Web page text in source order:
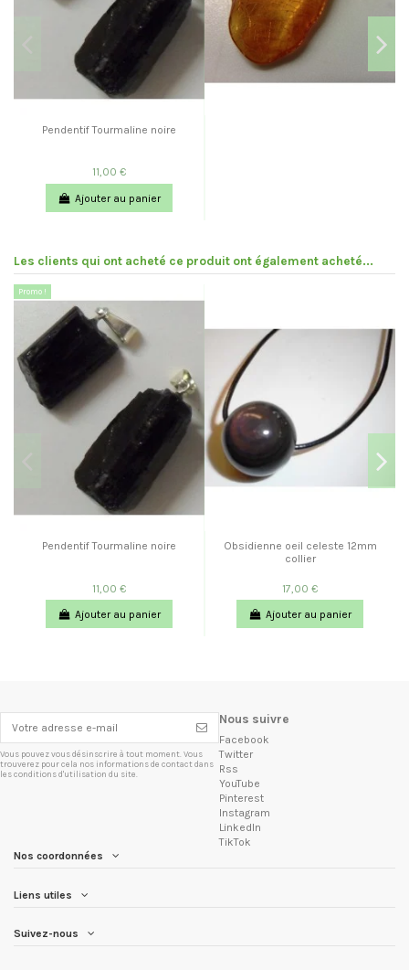
Pendentif Tourmaline noire
11,00 €
Ajouter au panier
Les clients qui ont acheté ce produit ont également acheté...
Promo !
Pendentif Tourmaline noire
11,00 €
Ajouter au panier
Obsidienne oeil celeste 12mm
collier
17,00 €
Ajouter au panier
Vous pouvez vous désinscrire à tout moment. Vous
trouverez pour cela nos informations de contact dans
les conditions d'utilisation du site.
Nous suivre
Facebook
Twitter
Rss
YouTube
Pinterest
Instagram
LinkedIn
TikTok
Nos coordonnées
Liens utiles
Suivez-nous